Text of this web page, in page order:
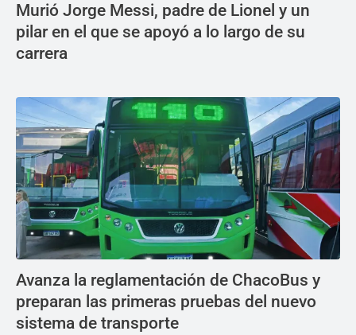
Murió Jorge Messi, padre de Lionel y un
pilar en el que se apoyó a lo largo de su
carrera
Avanza la reglamentación de ChacoBus y
preparan las primeras pruebas del nuevo
sistema de transporte